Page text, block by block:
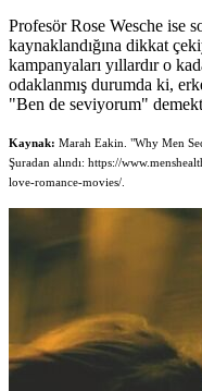
Profesör Rose Wesche ise
kaynaklandığına dikkat
kampanyaları yıllardır o
odaklanmış durumda ki,
"Ben de seviyorum"
Kaynak: Marah Eakin. "Why Men
Şuradan alındı: https://
love-romance-movies/.